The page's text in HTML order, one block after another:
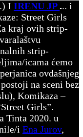
I IRENU JP ... i
: Street Girls
kraj ovih strip-
strip-
icama ćemo
ovdašnjeg
na sceni bez
Komikaza –
Girls”.
Tinta 2020. u
i Ena Jurov,